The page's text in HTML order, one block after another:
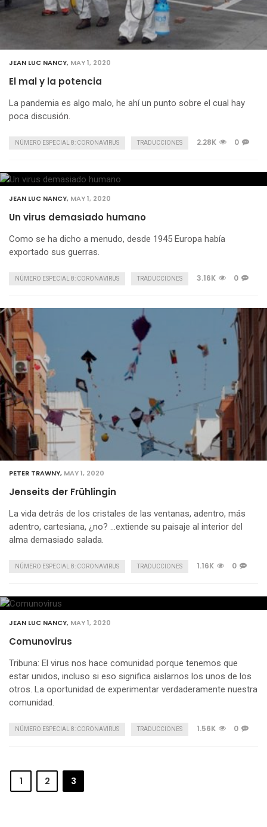
JEAN LUC NANCY, MAY 1, 2020
El mal y la potencia
La pandemia es algo malo, he ahí un punto sobre el cual hay
poca discusión.
NÚMERO ESPECIAL 8: CORONAVIRUS TRADUCCIONES 2.28K 0
JEAN LUC NANCY, MAY 1, 2020
Un virus demasiado humano
Como se ha dicho a menudo, desde 1945 Europa había
exportado sus guerras.
NÚMERO ESPECIAL 8: CORONAVIRUS TRADUCCIONES 3.16K 0
PETER TRAWNY, MAY 1, 2020
Jenseits der Frühlingin
La vida detrás de los cristales de las ventanas, adentro, más
adentro, cartesiana, ¿no? …extiende su paisaje al interior del
alma demasiado salada.
NÚMERO ESPECIAL 8: CORONAVIRUS TRADUCCIONES 1.16K 0
JEAN LUC NANCY, MAY 1, 2020
Comunovirus
Tribuna: El virus nos hace comunidad porque tenemos que
estar unidos, incluso si eso significa aislarnos los unos de los
otros. La oportunidad de experimentar verdaderamente nuestra
comunidad.
NÚMERO ESPECIAL 8: CORONAVIRUS TRADUCCIONES 1.56K 0
1 2 3